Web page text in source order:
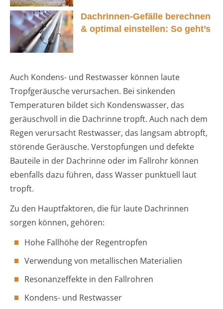
Dachrinnen-Gefälle berechnen
& optimal einstellen: So geht’s
Auch Kondens- und Restwasser können laute
Tropfgeräusche verursachen. Bei sinkenden
Temperaturen bildet sich Kondenswasser, das
geräuschvoll in die Dachrinne tropft. Auch nach dem
Regen verursacht Restwasser, das langsam abtropft,
störende Geräusche. Verstopfungen und defekte
Bauteile in der Dachrinne oder im Fallrohr können
ebenfalls dazu führen, dass Wasser punktuell laut
tropft.
Zu den Hauptfaktoren, die für laute Dachrinnen
sorgen können, gehören:
Hohe Fallhöhe der Regentropfen
Verwendung von metallischen Materialien
Resonanzeffekte in den Fallrohren
Kondens- und Restwasser